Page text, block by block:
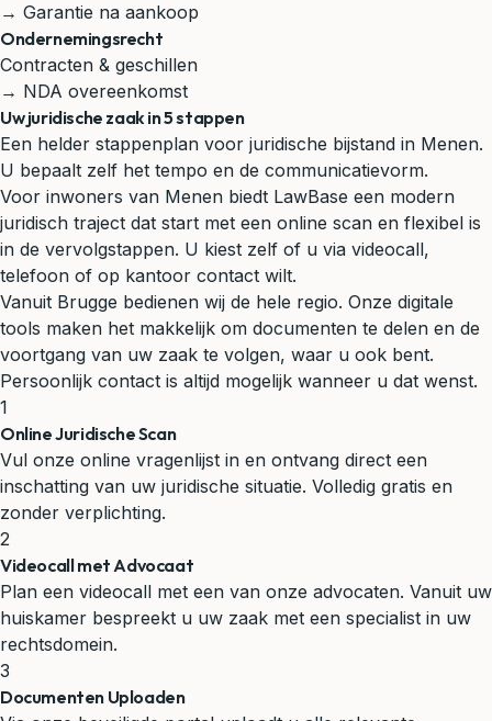
→ Garantie na aankoop
Ondernemingsrecht
Contracten & geschillen
→ NDA overeenkomst
Uw juridische zaak in 5 stappen
Een helder stappenplan voor juridische bijstand in Menen.
U bepaalt zelf het tempo en de communicatievorm.
Voor inwoners van Menen biedt LawBase een modern
juridisch traject dat start met een online scan en flexibel is
in de vervolgstappen. U kiest zelf of u via videocall,
telefoon of op kantoor contact wilt.
Vanuit Brugge bedienen wij de hele regio. Onze digitale
tools maken het makkelijk om documenten te delen en de
voortgang van uw zaak te volgen, waar u ook bent.
Persoonlijk contact is altijd mogelijk wanneer u dat wenst.
1
Online Juridische Scan
Vul onze online vragenlijst in en ontvang direct een
inschatting van uw juridische situatie. Volledig gratis en
zonder verplichting.
2
Videocall met Advocaat
Plan een videocall met een van onze advocaten. Vanuit uw
huiskamer bespreekt u uw zaak met een specialist in uw
rechtsdomein.
3
Documenten Uploaden